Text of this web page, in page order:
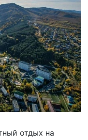
отдых на